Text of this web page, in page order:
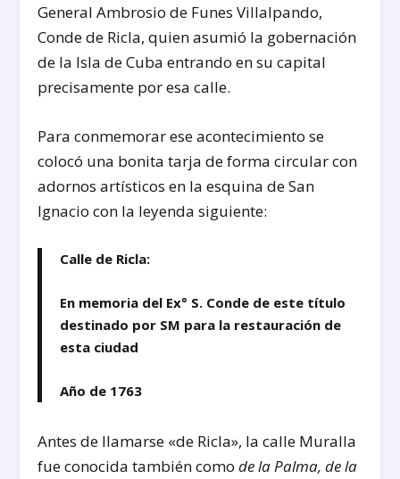
General Ambrosio de Funes Villalpando,
Conde de Ricla, quien asumió la gobernación
de la Isla de Cuba entrando en su capital
precisamente por esa calle.
Para conmemorar ese acontecimiento se
colocó una bonita tarja de forma circular con
adornos artísticos en la esquina de San
Ignacio con la leyenda siguiente:
Calle de Ricla:
En memoria del Ex° S. Conde de este título
destinado por SM para la restauración de
esta ciudad
Año de 1763
Antes de llamarse «de Ricla», la calle Muralla
fue conocida también comode la Palma, de la